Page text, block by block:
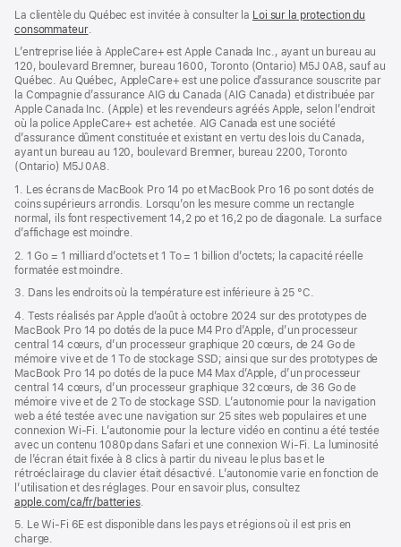
une
nouvelle
fenêtre)
La clientèle du Québec est invitée à consulter la Loi sur la protection du
consommateur(s’ouvre
une
nouvelle
fenêtre)
.
L’entreprise liée à AppleCare+ est Apple Canada Inc., ayant un bureau au
120, boulevard Bremner, bureau 1600, Toronto (Ontario) M5J 0A8, sauf au
Québec. Au Québec, AppleCare+ est une police d’assurance souscrite par
la Compagnie d’assurance AIG du Canada (AIG Canada) et distribuée par
Apple Canada Inc. (Apple) et les revendeurs agréés Apple, selon l’endroit
où la police AppleCare+ est achetée. AIG Canada est une société
d’assurance dûment constituée et existant en vertu des lois du Canada,
ayant un bureau au 120, boulevard Bremner, bureau 2200, Toronto
(Ontario) M5J 0A8.
1. Les écrans de MacBook Pro 14 po et MacBook Pro 16 po sont dotés de
coins supérieurs arrondis. Lorsqu’on les mesure comme un rectangle
normal, ils font respectivement 14,2 po et 16,2 po de diagonale. La surface
d’affichage est moindre.
2. 1 Go = 1 milliard d’octets et 1 To = 1 billion d’octets; la capacité réelle
formatée est moindre.
3. Dans les endroits où la température est inférieure à 25 °C.
4. Tests réalisés par Apple d’août à octobre 2024 sur des prototypes de
MacBook Pro 14 po dotés de la puce M4 Pro d’Apple, d’un processeur
central 14 cœurs, d’un processeur graphique 20 cœurs, de 24 Go de
mémoire vive et de 1 To de stockage SSD; ainsi que sur des prototypes de
MacBook Pro 14 po dotés de la puce M4 Max d’Apple, d’un processeur
central 14 cœurs, d’un processeur graphique 32 cœurs, de 36 Go de
mémoire vive et de 2 To de stockage SSD. L’autonomie pour la navigation
web a été testée avec une navigation sur 25 sites web populaires et une
connexion Wi-Fi. L’autonomie pour la lecture vidéo en continu a été testée
avec un contenu 1080p dans Safari et une connexion Wi-Fi. La luminosité
de l’écran était fixée à 8 clics à partir du niveau le plus bas et le
rétroéclairage du clavier était désactivé. L’autonomie varie en fonction de
l’utilisation et des réglages. Pour en savoir plus, consultez
apple.com/ca/fr/batteries
5. Le Wi‑Fi 6E est disponible dans les pays et régions où il est pris en
charge.